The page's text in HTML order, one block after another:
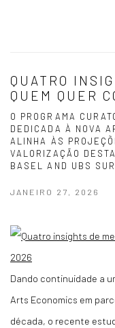
QUATRO
QUEM QUER
O PROGRAMA
DEDICADA À NOVA
ALINHA ÀS
VALORIZAÇÃO
BASEL AND UBS
JANEIRO 27, 2026
Dando continuidade a
Arts Economics em
década, o recente